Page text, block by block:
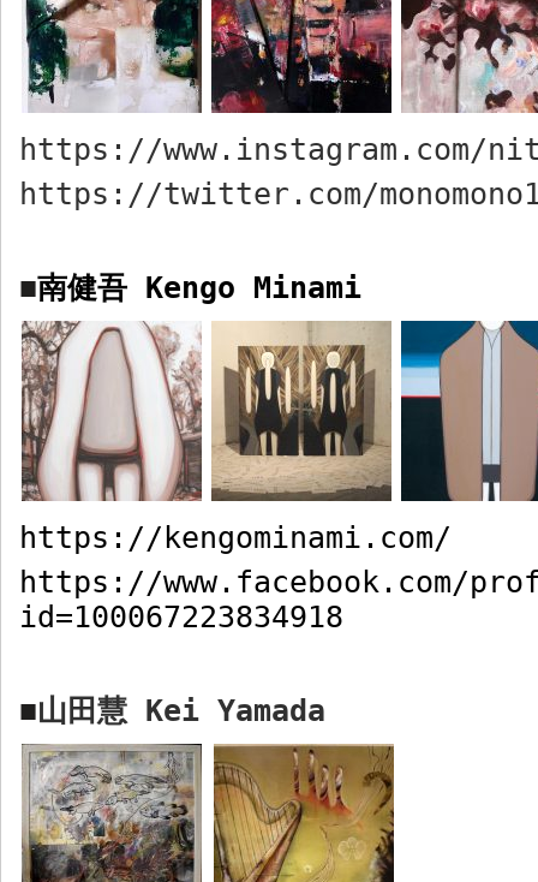
https://www.instagram.com/
https://twitter.com/
■南健吾 Kengo Minami
https://kengominami.com/
https://www.facebook.com/
id=100067223834918
■山田慧 Kei Yamada